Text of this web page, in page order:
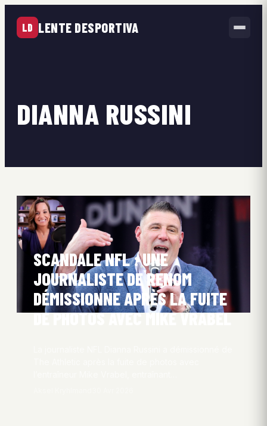
LD LENTE DESPORTIVA
DIANNA RUSSINI
SCANDALE NFL : UNE
JOURNALISTE DE RENOM
DÉMISSIONNE APRÈS LA FUITE
DE PHOTOS AVEC MIKE VRABEL